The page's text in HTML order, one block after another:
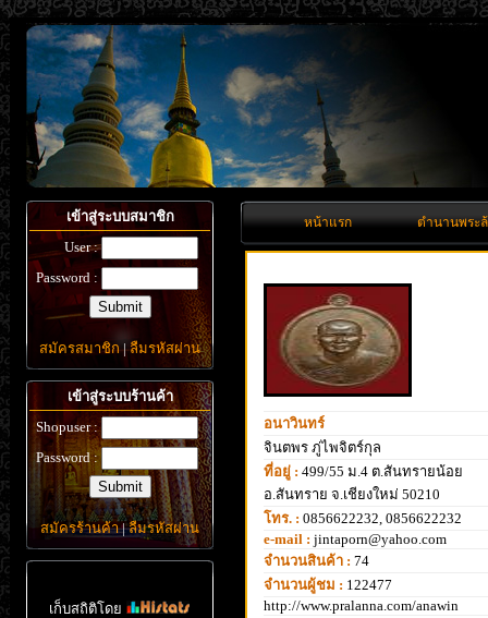
เข้าสู่ระบบสมาชิก
User :
Password :
สมัครสมาชิก|ลืมรหัสผ่าน
เข้าสู่ระบบร้านค้า
Shopuser :
Password :
สมัครร้านค้า|ลืมรหัสผ่าน
เก็บสถิติโดย
หน้าแรก ตำนานพระ
อนาวินทร์
จินตพร ภู่ไพจิตร์กุล
ที่อยู่ : 499/55 ม.4 ต.สันทรายน้อย
อ.สันทราย จ.เชียงใหม่ 50210
โทร. : 0856622232, 0856622232
e-mail : jintaporn@yahoo.com
จำนวนสินค้า : 74
จำนวนผู้ชม : 122477
http://www.pralanna.com/anawin